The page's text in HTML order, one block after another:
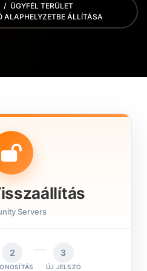
ÜGYFÉL TERÜLET
ALAPHELYZETBE ÁLLÍTÁSA
Servers
2 3
ÚJ JELSZÓ